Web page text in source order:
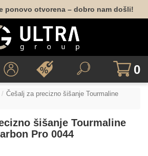
ponovo otvorena – dobro nam došli!
0
Češalj za precizno šišanje Tourmaline
šišanje Tourmaline
Pro 0044